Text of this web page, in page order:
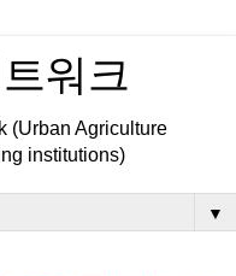
워크
(Urban Agriculture
institutions)
▼